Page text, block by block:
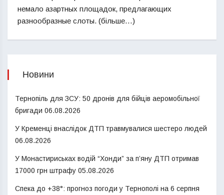
немало азартных площадок, предлагающих
разнообразные слоты. (більше…)
Новини
Тернопіль для ЗСУ: 50 дронів для бійців аеромобільної
бригади 06.08.2026
У Кременці внаслідок ДТП травмувалися шестеро людей
06.08.2026
У Монастириськах водій “Хонди” за п’яну ДТП отримав
17000 грн штрафу 05.08.2026
Спека до +38°: прогноз погоди у Тернополі на 6 серпня